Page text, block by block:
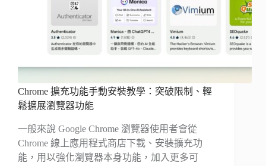
Chrome 擴充功能手動安裝教學：突破限制、輕
鬆擴展瀏覽器功能
一般來說 Google Chrome 瀏覽器使用者會從
Chrome 線上應用程式商店下載、安裝擴充功
能，用以強化瀏覽器本身功能，加入更多可